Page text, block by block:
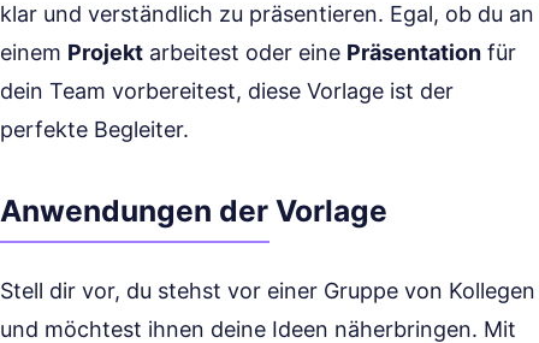
klar und verständlich zu präsentieren. Egal, ob du an
einem Projekt arbeitest oder eine Präsentation für
dein Team vorbereitest, diese Vorlage ist der
perfekte Begleiter.
Anwendungen der Vorlage
Stell dir vor, du stehst vor einer Gruppe von Kollegen
und möchtest ihnen deine Ideen näherbringen. Mit